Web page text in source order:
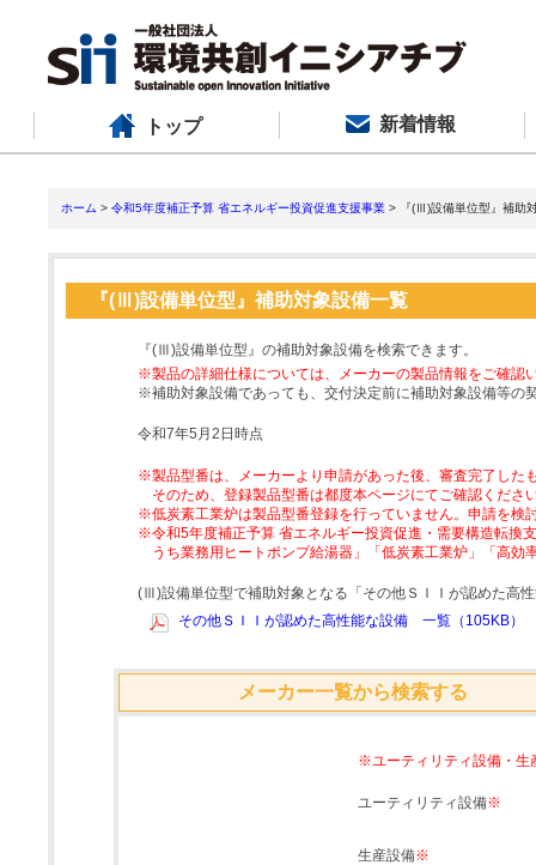
トップ 新着情報
ホーム > 令和5年度補正予算 省エネルギー投資促進支援事業 > 『(Ⅲ)設備単位型』補助
『(Ⅲ)設備単位型』補助対象設備一覧
『(Ⅲ)設備単位型』の補助対象設備を検索できます。
※製品の詳細仕様については、メーカーの製品情報をご確認
※補助対象設備であっても、交付決定前に補助対象設備等の
令和7年5月2日時点
※製品型番は、メーカーより申請があった後、審査完了した
そのため、登録製品型番は都度本ページにてご確認くださ
※低炭素工業炉は製品型番登録を行っていません。申請を検
※令和5年度補正予算 省エネルギー投資促進・需要構造転換
うち業務用ヒートポンプ給湯器」「低炭素工業炉」「高
(Ⅲ)設備単位型で補助対象となる「その他ＳＩＩが認めた高
その他ＳＩＩが認めた高性能な設備 一覧（105KB）
メーカー一覧から検索する
※ユーティリティ設備・生
ユーティリティ設備※
生産設備※